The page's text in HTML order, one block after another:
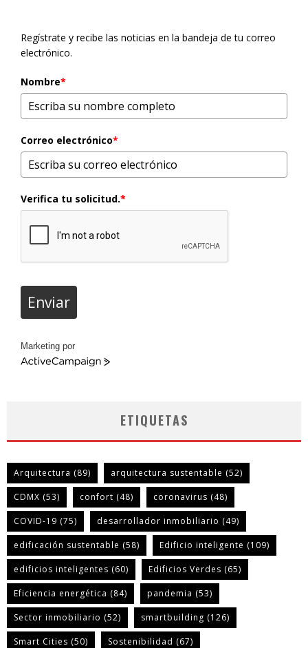
Regístrate y recibe las noticias en la bandeja de tu correo
electrónico.
Nombre*
Correo electrónico*
Verifica tu solicitud.*
Enviar
Marketing por
ActiveCampaign
ETIQUETAS
Arquitectura (89) arquitectura sustentable (52)
CDMX (53) confort (48) coronavirus (48)
COVID-19 (75) desarrollador inmobiliario (49)
edificación sustentable (58) Edificio inteligente (109)
edificios inteligentes (60) Edificios Verdes (65)
Eficiencia energética (84) pandemia (53)
Sector inmobiliario (52) smartbuilding (126)
Smart Cities (50) Sostenibilidad (67)